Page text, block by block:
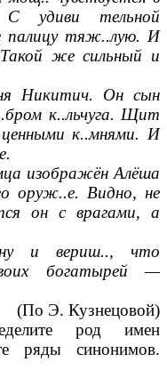
С удиви тельной
палицу тяж..лую. И
же сильный и
Никитич. Он сын
к..льчуга. Щит
ценными к..мнями. И
изображён Алёша
оруж..е. Видно, не
он с врагами, а
и вериш.., что
богатырей —
(По Э. Кузнецовой)
род имен
ряды синонимов.